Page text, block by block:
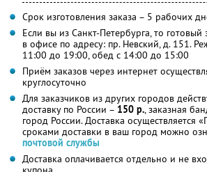
Срок изготовления заказа – 5 рабочих
Если вы из Санкт-Петербурга, то
в офисе по адресу: пр. Невский, д. 151.
11:00 до 19:00, обед с 14:00 до 15:00
Приём заказов через интернет
круглосуточно
Для заказчиков из других городов
доставку по России – 150 р., заказная
город России. Доставка осуществляется
сроками доставки в ваш город можно
почтовой службы
Доставка оплачивается отдельно и не